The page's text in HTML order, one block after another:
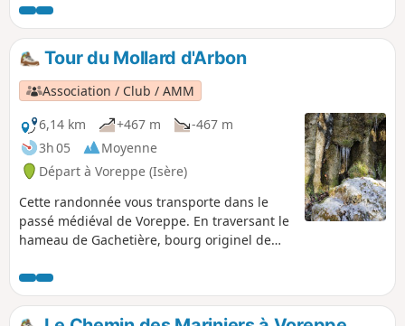
subsiste le pavage et les murs de soutènement.- Points de
vue sur le Cirque de Roize.- Plaine et cluse de l'Isère,
véritable couloir creusé par les glaciers entre le Vercors et
la Chartreuse Sentier n°2 des "Sentiers de Chartreuse
Occidentale. Ce sentier présente des risques propres aux
sentiers de montagne et forestiers ( chute de branches, de
pierres le long de la falaise ) et attention à la traversée de la
route départementale.
Tour du Mollard d'Arbon
Association / Club / AMM
6,14 km
+467 m
-467 m
3h 05
Moyenne
Départ à Voreppe (Isère)
Cette randonnée vous transporte dans le
passé médiéval de Voreppe. En traversant le
hameau de Gachetière, bourg originel de
Château Vieux, ancien château delphinal.
C'est aussi une découverte des coteaux où
alternent ravines abruptes embaumées au